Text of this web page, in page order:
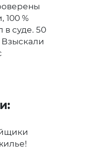
100 %
в суде. 50
Взыскали